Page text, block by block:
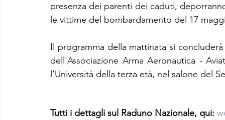
presenza dei parenti dei caduti,
le vittime del bombardamento del 17
Il programma della mattinata si
dell'Associazione Arma Aeronautica -
l’Università della terza età, nel salone del
Tutti i dettagli sul Raduno Nazionale, qui: